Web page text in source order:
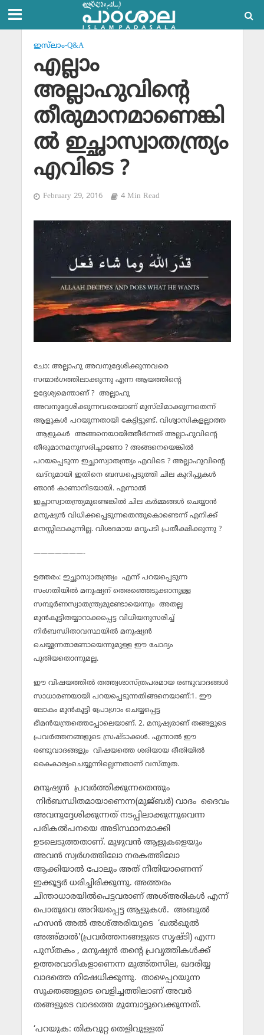
ഇസ്‌ലാം-Q&A
എല്ലാം
അല്ലാഹുവിന്റെ
തീരുമാനമാണെങ്കി
ല്‍ ഇച്ഛാസ്വാതന്ത്ര്യം
എവിടെ ?
February 29, 2016 4 Min Read
ചോ: അല്ലാഹു അവനുദ്ദേശിക്കുന്നവരെ
സന്മാര്‍ഗത്തിലാക്കുന്നു എന്ന ആയത്തിന്റെ
ഉദ്ദേശ്യമെന്താണ് ? അല്ലാഹു
അവനുദ്ദേശിക്കുന്നവരെയാണ് മുസ്‌ലിമാക്കുന്നതെന്ന്
ആളുകള്‍ പറയുന്നതായി കേട്ടിട്ടുണ്ട്. വിശ്വാസികളല്ലാത്ത
ആളുകള്‍ അങ്ങനെയായിത്തീര്‍ന്നത് അല്ലാഹുവിന്റെ
തീരുമാനമനുസരിച്ചാണോ ? അങ്ങനെയെങ്കില്‍
പറയപ്പെടുന്ന ഇച്ഛാസ്വാതന്ത്ര്യം എവിടെ ? അല്ലാഹുവിന്റെ
ഖദ്‌റുമായി ഇതിനെ ബന്ധപ്പെടുത്തി ചില കുറിപ്പുകള്‍
ഞാന്‍ കാണാനിടയായി. എന്നാല്‍
ഇച്ഛാസ്വാതന്ത്ര്യമുണ്ടെങ്കില്‍ ചില കര്‍മ്മങ്ങള്‍ ചെയ്യാന്‍
മനുഷ്യന്‍ വിധിക്കപ്പെടുന്നതെന്തുകൊണ്ടെന്ന് എനിക്ക്
മനസ്സിലാകുന്നില്ല. വിശദമായ മറുപടി പ്രതീക്ഷിക്കുന്നു ?
———————-
ഉത്തരം: ഇച്ഛാസ്വാതന്ത്ര്യം എന്ന് പറയപ്പെടുന്ന
സംഗതിയില്‍ മനുഷ്യന് തെരഞ്ഞെടുക്കാനുള്ള
സമ്പൂര്‍ണസ്വാതന്ത്ര്യമുണ്ടോയെന്നും അതല്ല
മുന്‍കൂട്ടിതയ്യാറാക്കപ്പെട്ട വിധിയനുസരിച്ച്
നിര്‍ബന്ധിതാവസ്ഥയില്‍ മനുഷ്യന്‍
ചെയ്യുന്നതാണോയെന്നുമുള്ള ഈ ചോദ്യം
പുതിയതൊന്നുമല്ല.
ഈ വിഷയത്തില്‍ തത്ത്വശാസ്ത്രപരമായ രണ്ടുവാദങ്ങള്‍
സാധാരണയായി പറയപ്പെടുന്നതിങ്ങനെയാണ്:1. ഈ
ലോകം മുന്‍കൂട്ടി പ്രോഗ്രാം ചെയ്യപ്പെട്ട
ഭീമന്‍യന്ത്രത്തെപ്പോലെയാണ്. 2. മനുഷ്യരാണ് തങ്ങളുടെ
പ്രവര്‍ത്തനങ്ങളുടെ സ്രഷ്ടാക്കള്‍. എന്നാല്‍ ഈ
രണ്ടുവാദങ്ങളും വിഷയത്തെ ശരിയായ രീതിയില്‍
കൈകാര്യംചെയ്യുന്നില്ലെന്നതാണ് വസ്തുത.
മനുഷ്യന്‍ പ്രവര്‍ത്തിക്കുന്നതെന്തും
നിര്‍ബന്ധിതമായാണെന്ന(മുജ്ബര്‍) വാദം ദൈവം
അവനുദ്ദേശിക്കുന്നത് നടപ്പിലാക്കുന്നുവെന്ന
പരികല്‍പനയെ അടിസ്ഥാനമാക്കി
ഉടലെടുത്തതാണ്. മുഴുവന്‍ ആളുകളെയും
അവന്‍ സ്വര്‍ഗത്തിലോ നരകത്തിലോ
ആക്കിയാല്‍ പോലും അത് നീതിയാണെന്ന്
ഇക്കൂട്ടര്‍ ധരിച്ചിരിക്കുന്നു. അത്തരം
ചിന്താധാരയില്‍പെട്ടവരാണ് അശ്അരികള്‍ എന്ന്
പൊതുവെ അറിയപ്പെട്ട ആളുകള്‍. അബുല്‍
ഹസന്‍ അല്‍ അശ്അരിയുടെ ‘ഖല്‍ഖുല്‍
അഅ്മാല്‍'(പ്രവര്‍ത്തനങ്ങളുടെ സൃഷ്ടി) എന്ന
പുസ്തകം , മനുഷ്യന്‍ തന്റെ പ്രവൃത്തികള്‍ക്ക്
ഉത്തരവാദികളാണെന്ന മുഅ്തസില, ഖദരിയ്യ
വാദത്തെ നിഷേധിക്കുന്നു. താഴെപ്പറയുന്ന
സൂക്തങ്ങളുടെ വെളിച്ചത്തിലാണ് അവര്‍
തങ്ങളുടെ വാദത്തെ മുമ്പോട്ടുവെക്കുന്നത്.
‘പറയുക: തികവുറ്റ തെളിവുള്ളത്